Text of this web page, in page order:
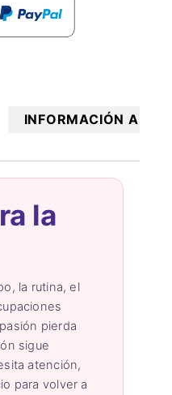
INFORMACIÓN
la
la rutina, el
pierda
sigue
atención,
para volver a